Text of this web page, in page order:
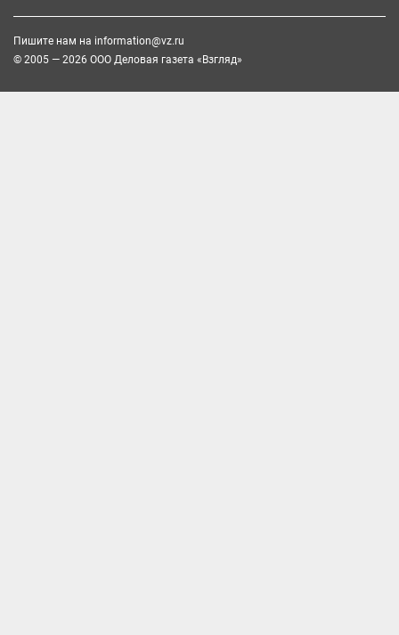
Пишите нам на information@vz.ru
© 2005 — 2026 ООО Деловая газета «Взгляд»